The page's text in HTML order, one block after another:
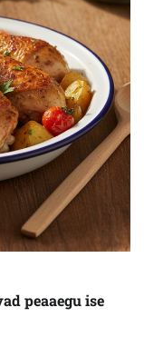
peaaegu ise